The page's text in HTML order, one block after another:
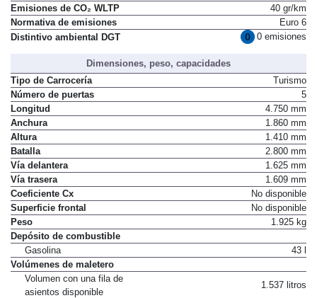
Emisiones de CO₂ WLTP
40 gr/km
Normativa de emisiones
Euro 6
Distintivo ambiental DGT
0 emisiones
Dimensiones, peso, capacidades
Tipo de Carrocería
Turismo
Número de puertas
5
Longitud
4.750 mm
Anchura
1.860 mm
Altura
1.410 mm
Batalla
2.800 mm
Vía delantera
1.625 mm
Vía trasera
1.609 mm
Coeficiente Cx
No disponible
Superficie frontal
No disponible
Peso
1.925 kg
Depósito de combustible
Gasolina
43 l
Volúmenes de maletero
Volumen con una fila de
asientos disponible
1.537 litros